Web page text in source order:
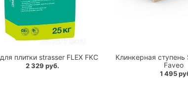
плитки strasser FLEX FKC
2 329 руб.
Клинкерная ступень
Faveo
1 495